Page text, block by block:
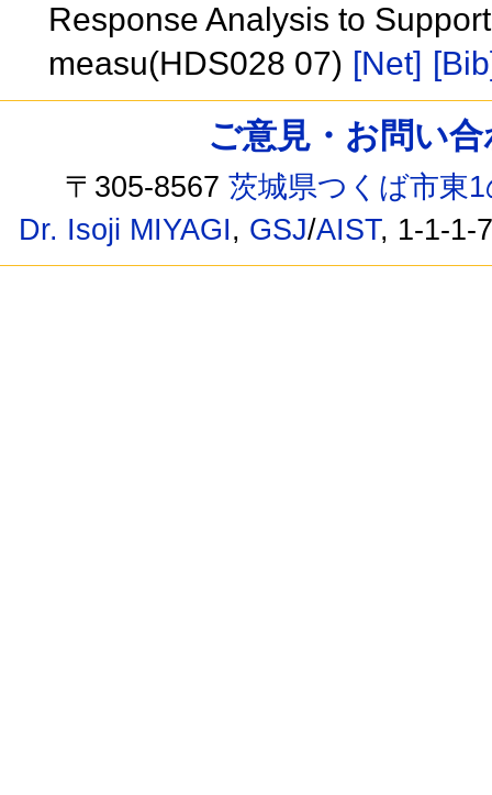
Response Analysis to
measu(HDS028 07) [Net]
ご意見・お問い
〒305-8567茨城県つくば市東
Dr. Isoji MIYAGI, GSJ/AIST, 1-1-1-